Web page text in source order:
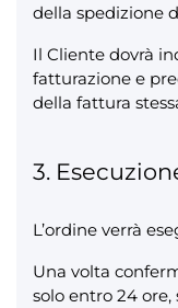
della spedizione
Il Cliente dovrà
fatturazione e
della fattura
3.
L’ordine verrà
Una volta
solo entro 24